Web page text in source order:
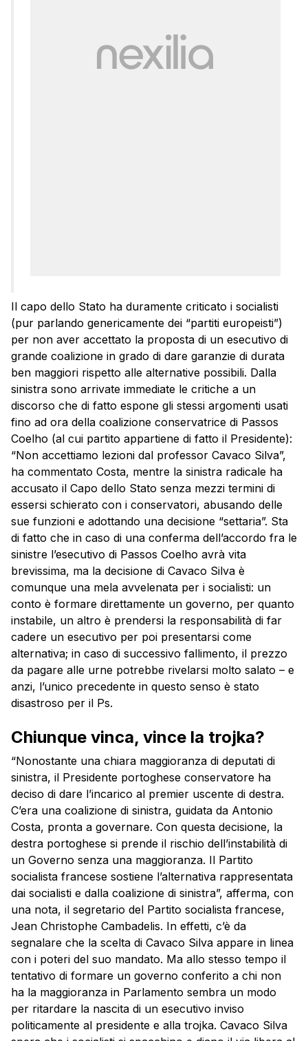
Il capo dello Stato ha duramente criticato i socialisti
(pur parlando genericamente dei “partiti europeisti”)
per non aver accettato la proposta di un esecutivo di
grande coalizione in grado di dare garanzie di durata
ben maggiori rispetto alle alternative possibili. Dalla
sinistra sono arrivate immediate le critiche a un
discorso che di fatto espone gli stessi argomenti usati
fino ad ora della coalizione conservatrice di Passos
Coelho (al cui partito appartiene di fatto il Presidente):
“Non accettiamo lezioni dal professor Cavaco Silva”,
ha commentato Costa, mentre la sinistra radicale ha
accusato il Capo dello Stato senza mezzi termini di
essersi schierato con i conservatori, abusando delle
sue funzioni e adottando una decisione “settaria”. Sta
di fatto che in caso di una conferma dell’accordo fra le
sinistre l’esecutivo di Passos Coelho avrà vita
brevissima, ma la decisione di Cavaco Silva è
comunque una mela avvelenata per i socialisti: un
conto è formare direttamente un governo, per quanto
instabile, un altro è prendersi la responsabilità di far
cadere un esecutivo per poi presentarsi come
alternativa; in caso di successivo fallimento, il prezzo
da pagare alle urne potrebbe rivelarsi molto salato – e
anzi, l’unico precedente in questo senso è stato
disastroso per il Ps.
Chiunque vinca, vince la trojka?
“Nonostante una chiara maggioranza di deputati di
sinistra, il Presidente portoghese conservatore ha
deciso di dare l’incarico al premier uscente di destra.
C’era una coalizione di sinistra, guidata da Antonio
Costa, pronta a governare. Con questa decisione, la
destra portoghese si prende il rischio dell’instabilità di
un Governo senza una maggioranza. Il Partito
socialista francese sostiene l’alternativa rappresentata
dai socialisti e dalla coalizione di sinistra”, afferma, con
una nota, il segretario del Partito socialista francese,
Jean Christophe Cambadelis. In effetti, c’è da
segnalare che la scelta di Cavaco Silva appare in linea
con i poteri del suo mandato. Ma allo stesso tempo il
tentativo di formare un governo conferito a chi non
ha la maggioranza in Parlamento sembra un modo
per ritardare la nascita di un esecutivo inviso
politicamente al presidente e alla trojka. Cavaco Silva